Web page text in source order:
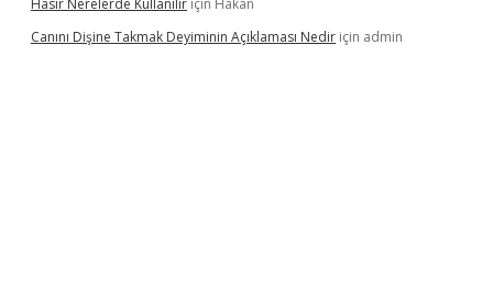
Hasır Nerelerde Kullanılır için Hakan
Canını Dişine Takmak Deyiminin Açıklaması Nedir için admin